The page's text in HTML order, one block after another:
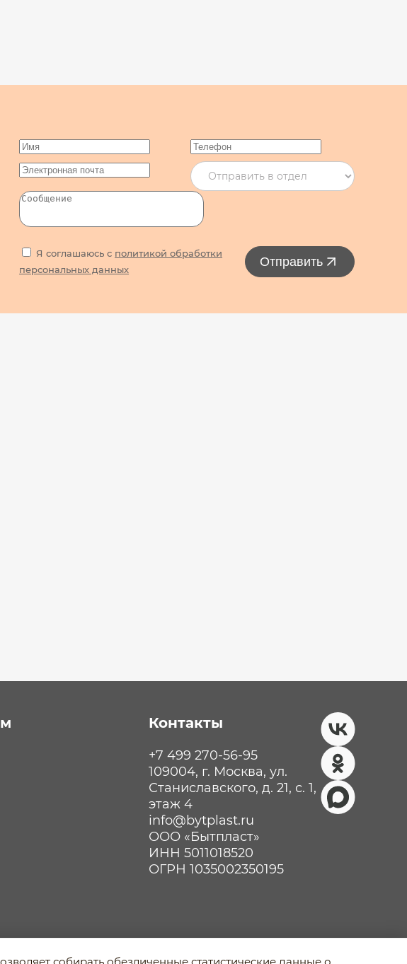
Я соглашаюсь с политикой обработки
персональных данных
Отправить
Контакты
+7 499 270-56-95
109004, г. Москва, ул.
Станиславского, д. 21, с. 1,
этаж 4
info@bytplast.ru
ООО «Бытпласт»
ИНН 5011018520
ОГРН 1035002350195